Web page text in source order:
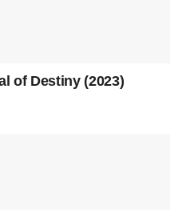
of Destiny (2023)